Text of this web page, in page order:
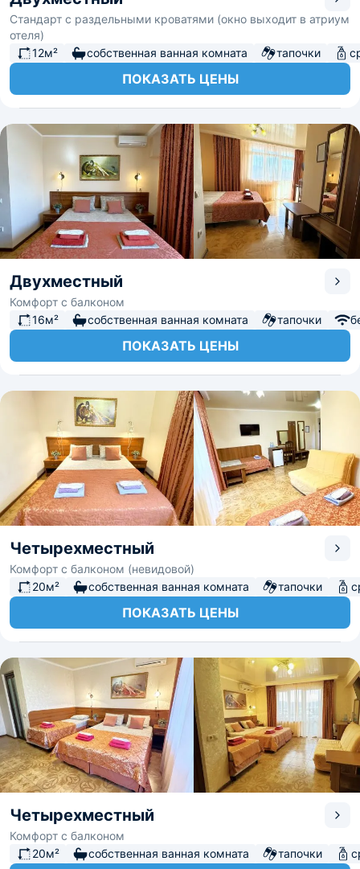
Стандарт с раздельными кроватями (окно выходит в атриум
отеля)
12м²
собственная ванная комната тапочки
ПОКАЗАТЬ ЦЕНЫ
Двухместный
Комфорт с балконом
16м²
собственная ванная комната тапочки
ПОКАЗАТЬ ЦЕНЫ
Четырехместный
Комфорт с балконом (невидовой)
20м²
собственная ванная комната тапочки
ПОКАЗАТЬ ЦЕНЫ
Четырехместный
Комфорт с балконом
20м²
собственная ванная комната тапочки